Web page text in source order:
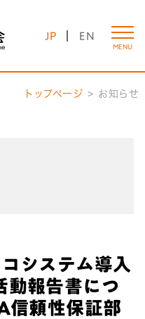
JP EN
MENU
トップページ お知らせ
システム導入
動報告書につ
信頼性保証部